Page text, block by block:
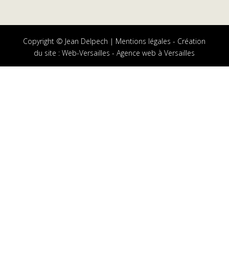
Copyright © Jean Delpech | Mentions légales - Création
du site :Web-Versailles - Agence web à Versailles